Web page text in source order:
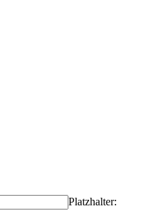
Platzhalter: